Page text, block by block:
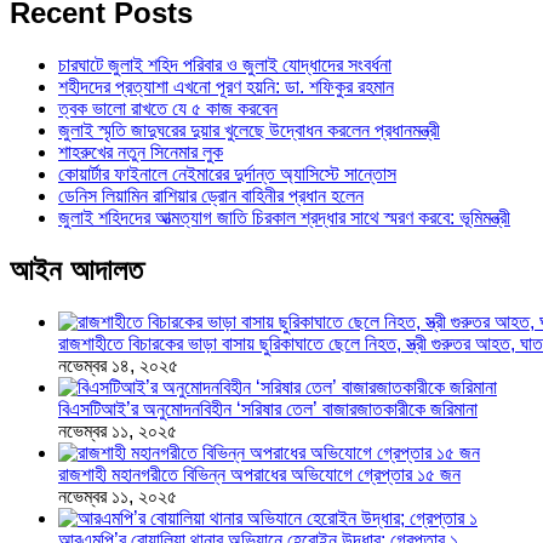
Recent Posts
চারঘাটে জুলাই শহিদ পরিবার ও জুলাই যোদ্ধাদের সংবর্ধনা
শহীদদের প্রত্যাশা এখনো পূরণ হয়নি: ডা. শফিকুর রহমান
ত্বক ভালো রাখতে যে ৫ কাজ করবেন
জুলাই স্মৃতি জাদুঘরের দুয়ার খুলেছে উদ্বোধন করলেন প্রধানমন্ত্রী
শাহরুখের নতুন সিনেমার লুক
কোয়ার্টার ফাইনালে নেইমারের দুর্দান্ত অ্যাসিস্টে সান্তোস
ডেনিস লিয়ামিন রাশিয়ার ড্রোন বাহিনীর প্রধান হলেন
জুলাই শহিদদের আত্মত্যাগ জাতি চিরকাল শ্রদ্ধার সাথে স্মরণ করবে: ভূমিমন্ত্রী
আইন আদালত
রাজশাহীতে বিচারকের ভাড়া বাসায় ছুরিকাঘাতে ছেলে নিহত, স্ত্রী গুরুতর আহত,
নভেম্বর ১৪, ২০২৫
বিএসটিআই’র অনুমোদনবিহীন ‘সরিষার তেল’ বাজারজাতকারীকে জরিমানা
নভেম্বর ১১, ২০২৫
রাজশাহী মহানগরীতে বিভিন্ন অপরাধের অভিযোগে গ্রেপ্তার ১৫ জন
নভেম্বর ১১, ২০২৫